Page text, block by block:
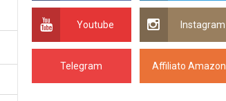
Youtube Instagram
Telegram Affiliato Amazon